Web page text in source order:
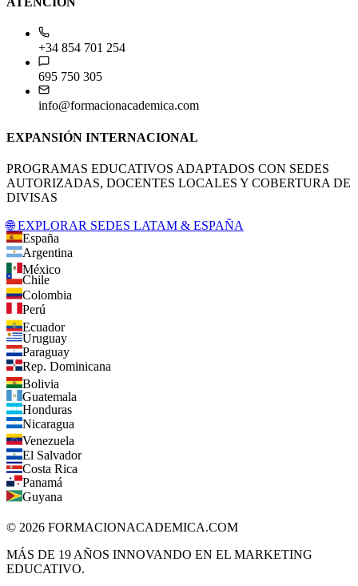
+34 854 701 254
695 750 305
info@formacionacademica.com
EXPANSIÓN INTERNACIONAL
PROGRAMAS EDUCATIVOS ADAPTADOS CON SEDES
AUTORIZADAS, DOCENTES LOCALES Y COBERTURA DE
DIVISAS
🌐 EXPLORAR SEDES LATAM & ESPAÑA
España
Argentina
México
Chile
Colombia
Perú
Ecuador
Uruguay
Paraguay
Rep. Dominicana
Bolivia
Guatemala
Honduras
Nicaragua
Venezuela
El Salvador
Costa Rica
Panamá
Guyana
© 2026 FORMACIONACADEMICA.COM
MÁS DE 19 AÑOS INNOVANDO EN EL MARKETING
EDUCATIVO.